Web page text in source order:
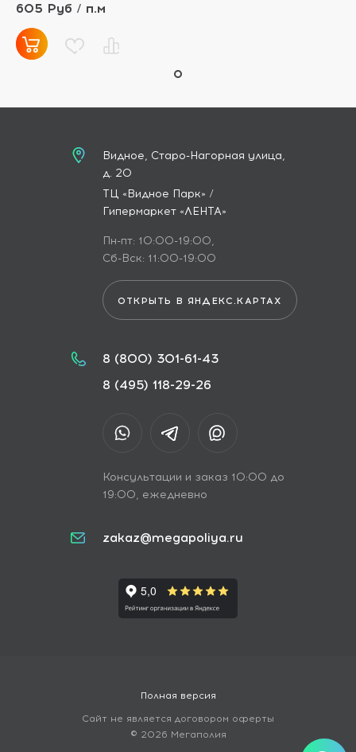
605 Руб / п.м
Видное, Старо-Нагорная улица,
д. 20
ТЦ «Видное Парк» /
Гипермаркет «ЛЕНТА»
Пн-пт: 10:00-19:00,
Сб-Вск: 11:00-19:00
ОТКРЫТЬ В ЯНДЕКС.КАРТАХ
8 (800) 301-61-43
8 (495) 118-29-26
Консультации и заказ 10:00 до
19:00, ежедневно
zakaz@megapoliya.ru
Полная версия
Сайт не является договором оферты
© 2026 Мегаполия